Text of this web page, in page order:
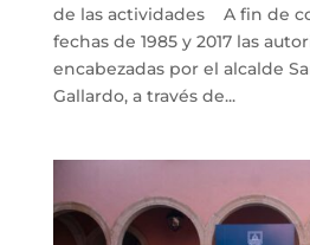
de las actividades A fin de
fechas de 1985 y 2017 las
encabezadas por el alcalde
Gallardo, a través de...